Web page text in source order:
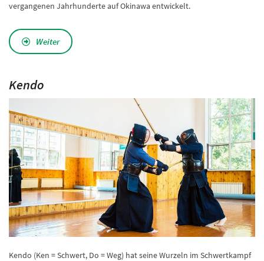
vergangenen Jahrhunderte auf Okinawa entwickelt.
Weiter
Kendo
Kendo (Ken = Schwert, Do = Weg) hat seine Wurzeln im Schwertkampf